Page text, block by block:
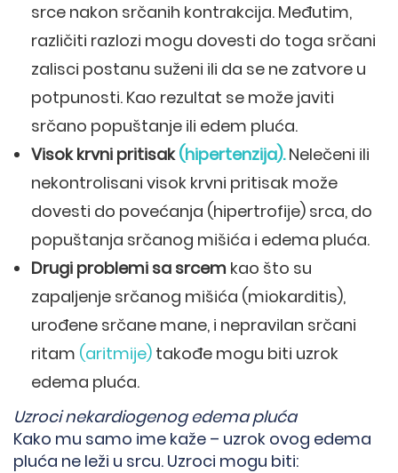
srce nakon srčanih kontrakcija. Međutim,
različiti razlozi mogu dovesti do toga srčani
zalisci postanu suženi ili da se ne zatvore u
potpunosti. Kao rezultat se može javiti
srčano popuštanje ili edem pluća.
Visok krvni pritisak(hipertenzija).Nelečeni ili
nekontrolisani visok krvni pritisak može
dovesti do povećanja (hipertrofije) srca, do
popuštanja srčanog mišića i edema pluća.
Drugi problemi sa srcem kao što su
zapaljenje srčanog mišića (miokarditis),
urođene srčane mane, i nepravilan srčani
ritam (aritmije) takođe mogu biti uzrok
edema pluća.
Uzroci nekardiogenog edema pluća
Kako mu samo ime kaže – uzrok ovog edema
pluća ne leži u srcu. Uzroci mogu biti: